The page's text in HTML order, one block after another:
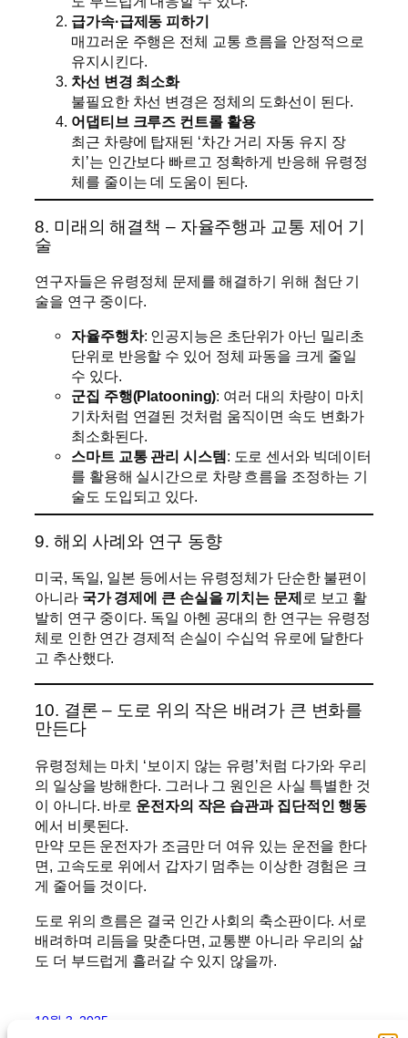
급가속·급제동 피하기
매끄러운 주행은 전체 교통 흐름을 안정적으로
유지시킨다.
차선 변경 최소화
불필요한 차선 변경은 정체의 도화선이 된다.
어댑티브 크루즈 컨트롤 활용
최근 차량에 탑재된 ‘차간 거리 자동 유지 장
치’는 인간보다 빠르고 정확하게 반응해 유령정
체를 줄이는 데 도움이 된다.
8. 미래의 해결책 – 자율주행과 교통 제어 기
술
연구자들은 유령정체 문제를 해결하기 위해 첨단 기
술을 연구 중이다.
자율주행차: 인공지능은 초단위가 아닌 밀리초
단위로 반응할 수 있어 정체 파동을 크게 줄일
수 있다.
군집 주행(Platooning): 여러 대의 차량이 마치
기차처럼 연결된 것처럼 움직이면 속도 변화가
최소화된다.
스마트 교통 관리 시스템: 도로 센서와 빅데이터
를 활용해 실시간으로 차량 흐름을 조정하는 기
술도 도입되고 있다.
9. 해외 사례와 연구 동향
미국, 독일, 일본 등에서는 유령정체가 단순한 불편이
아니라 국가 경제에 큰 손실을 끼치는 문제 로 보고 활
발히 연구 중이다. 독일 아헨 공대의 한 연구는 유령정
체로 인한 연간 경제적 손실이 수십억 유로에 달한다
고 추산했다.
10. 결론 – 도로 위의 작은 배려가 큰 변화를
만든다
유령정체는 마치 ‘보이지 않는 유령’처럼 다가와 우리
의 일상을 방해한다. 그러나 그 원인은 사실 특별한 것
이 아니다. 바로 운전자의 작은 습관과 집단적인 행동
에서 비롯된다.
만약 모든 운전자가 조금만 더 여유 있는 운전을 한다
면, 고속도로 위에서 갑자기 멈추는 이상한 경험은 크
게 줄어들 것이다.
도로 위의 흐름은 결국 인간 사회의 축소판이다. 서로
배려하며 리듬을 맞춘다면, 교통뿐 아니라 우리의 삶
도 더 부드럽게 흘러갈 수 있지 않을까.
10월 3, 2025